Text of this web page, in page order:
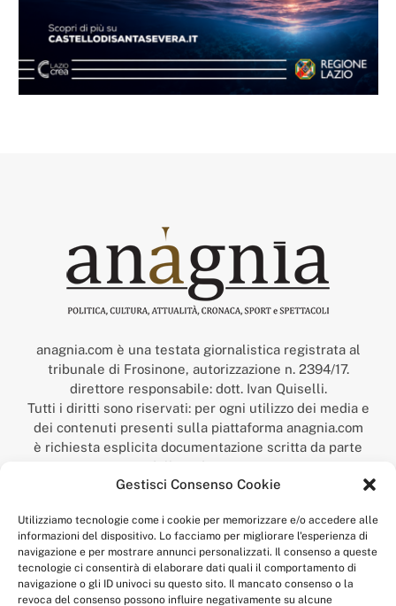
Gestisci Consenso Cookie
Utilizziamo tecnologie come i cookie per memorizzare e/o accedere alle
informazioni del dispositivo. Lo facciamo per migliorare l'esperienza di
navigazione e per mostrare annunci personalizzati. Il consenso a queste
tecnologie ci consentirà di elaborare dati quali il comportamento di
navigazione o gli ID univoci su questo sito. Il mancato consenso o la
revoca del consenso possono influire negativamente su alcune
anagnia.com è una testata giornalistica registrata al
tribunale di Frosinone, autorizzazione n. 2394/17.
direttore responsabile: dott. Ivan Quiselli.
Tutti i diritti sono riservati: per ogni utilizzo dei media e
dei contenuti presenti sulla piattaforma anagnia.com
è richiesta esplicita documentazione scritta da parte
della redazione.
“Anagnia” è un marchio registrato presso l’Ufficio Italiano
Economico,
num. registrazione: 302017000014044 del 9 febbraio 2017.
Per contatti:redazione@anagnia.com